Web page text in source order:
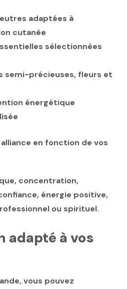
adaptées à
cutanée
sélectionnées
semi-précieuses, fleurs et
énergétique
en fonction de vos
concentration,
énergie positive,
ou spirituel.
adapté à vos
vous pouvez